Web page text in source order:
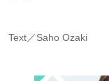
Text／Saho Ozaki